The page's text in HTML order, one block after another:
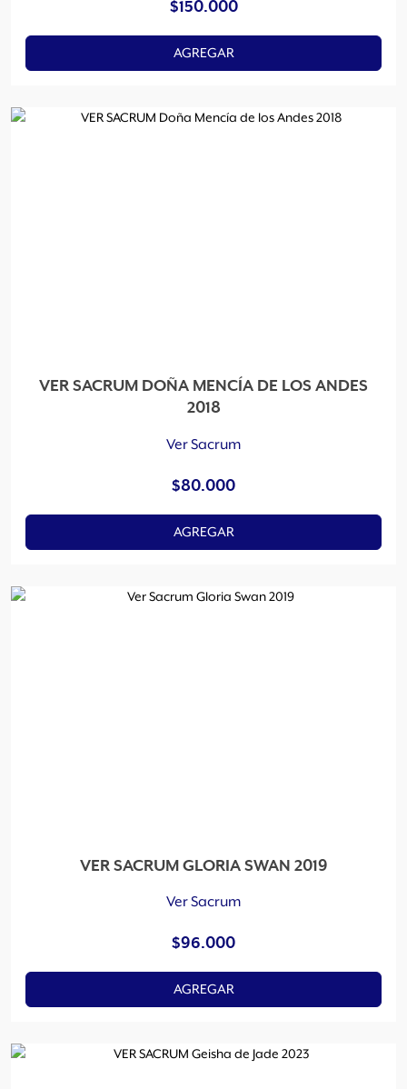
$150.000
AGREGAR
VER SACRUM DOÑA MENCÍA DE LOS ANDES
2018
Ver Sacrum
$80.000
AGREGAR
VER SACRUM GLORIA SWAN 2019
Ver Sacrum
$96.000
AGREGAR